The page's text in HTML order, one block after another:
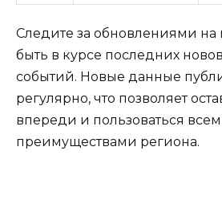
Следите за обновлениями на
быть в курсе последних
событий. Новые данные
регулярно, что позволяет
впереди и пользоваться
преимуществами региона.